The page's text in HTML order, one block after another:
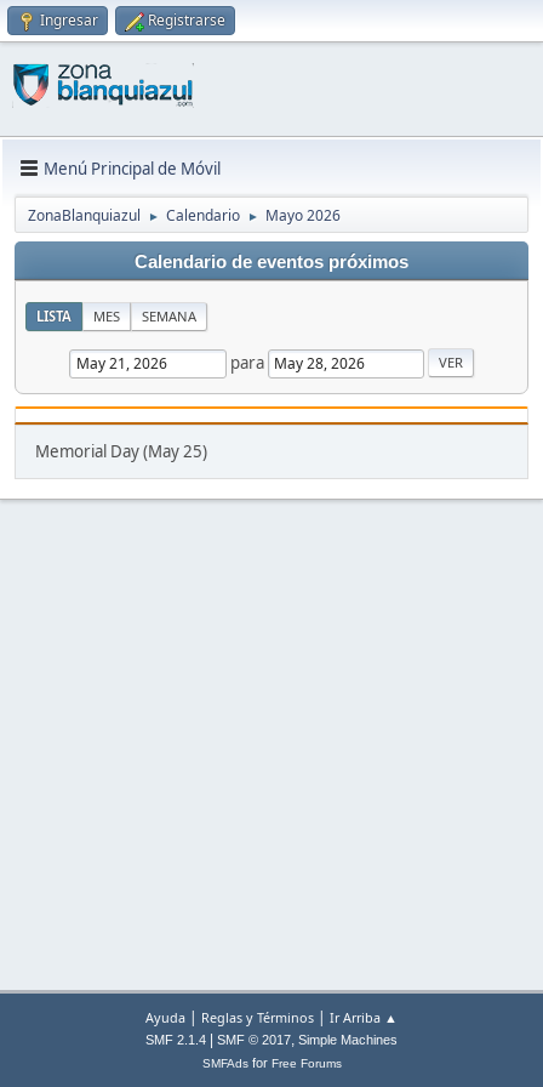
Ingresar Registrarse
Menú Principal de Móvil
ZonaBlanquiazul ► Calendario ► Mayo 2026
Calendario de eventos próximos
LISTA MES SEMANA
para
Memorial Day (May 25)
Ayuda | Reglas y Términos | Ir Arriba ▲
SMF 2.1.4 SMF © 2017, Simple Machines
SMFAdsfor Free Forums